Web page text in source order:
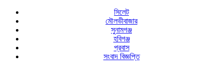
সিলেট
মৌলভীবাজার
সুনামগঞ্জ
হবিগঞ্জ
প্রবাস
সংবাদ বিজ্ঞপ্তি